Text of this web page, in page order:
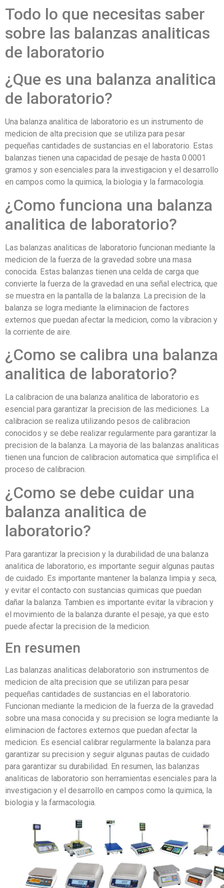
Todo lo que necesitas saber
sobre las balanzas analiticas
de laboratorio
¿Que es una balanza analitica
de laboratorio?
Una balanza analitica de laboratorio es un instrumento de
medicion de alta precision que se utiliza para pesar
pequeñas cantidades de sustancias en el laboratorio. Estas
balanzas tienen una capacidad de pesaje de hasta 0.0001
gramos y son esenciales para la investigacion y el desarrollo
en campos como la quimica, la biologia y la farmacologia.
¿Como funciona una balanza
analitica de laboratorio?
Las balanzas analiticas de laboratorio funcionan mediante la
medicion de la fuerza de la gravedad sobre una masa
conocida. Estas balanzas tienen una celda de carga que
convierte la fuerza de la gravedad en una señal electrica, que
se muestra en la pantalla de la balanza. La precision de la
balanza se logra mediante la eliminacion de factores
externos que puedan afectar la medicion, como la vibracion y
la corriente de aire.
¿Como se calibra una balanza
analitica de laboratorio?
La calibracion de una balanza analitica de laboratorio es
esencial para garantizar la precision de las mediciones. La
calibracion se realiza utilizando pesos de calibracion
conocidos y se debe realizar regularmente para garantizar la
precision de la balanza. La mayoria de las balanzas analiticas
tienen una funcion de calibracion automatica que simplifica el
proceso de calibracion.
¿Como se debe cuidar una
balanza analitica de
laboratorio?
Para garantizar la precision y la durabilidad de una balanza
analitica de laboratorio, es importante seguir algunas pautas
de cuidado. Es importante mantener la balanza limpia y seca,
y evitar el contacto con sustancias quimicas que puedan
dañar la balanza. Tambien es importante evitar la vibracion y
el movimiento de la balanza durante el pesaje, ya que esto
puede afectar la precision de la medicion.
En resumen
Las balanzas analiticas delaboratorio son instrumentos de
medicion de alta precision que se utilizan para pesar
pequeñas cantidades de sustancias en el laboratorio.
Funcionan mediante la medicion de la fuerza de la gravedad
sobre una masa conocida y su precision se logra mediante la
eliminacion de factores externos que puedan afectar la
medicion. Es esencial calibrar regularmente la balanza para
garantizar su precision y seguir algunas pautas de cuidado
para garantizar su durabilidad. En resumen, las balanzas
analiticas de laboratorio son herramientas esenciales para la
investigacion y el desarrollo en campos como la quimica, la
biologia y la farmacologia.